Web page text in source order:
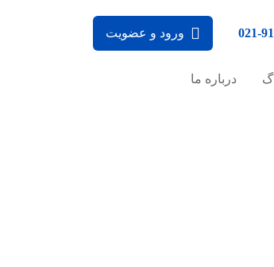
021- ورود و عضویت
درباره ما